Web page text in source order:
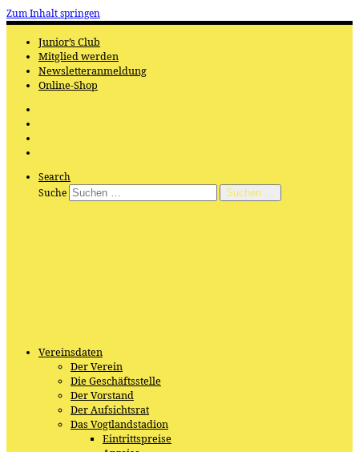
Zum Inhalt springen
Junior’s Club
Mitglied werden
Newsletteranmeldung
Online-Shop
Search
Suche
Suchen …
Vereinsdaten
Der Verein
Die Geschäftsstelle
Der Vorstand
Der Aufsichtsrat
Das Vogtlandstadion
Eintrittspreise